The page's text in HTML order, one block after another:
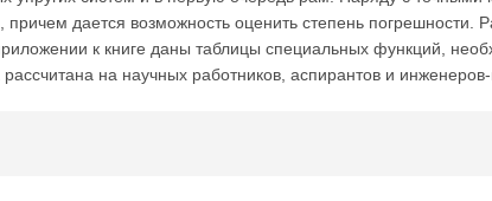
дается возможность оценить степень погрешности.
к книге даны таблицы специальных функций,
на научных работников, аспирантов и